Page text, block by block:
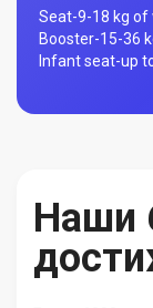
Seat-9-18 kg of
Booster-15-36
Infant seat-up
Наши